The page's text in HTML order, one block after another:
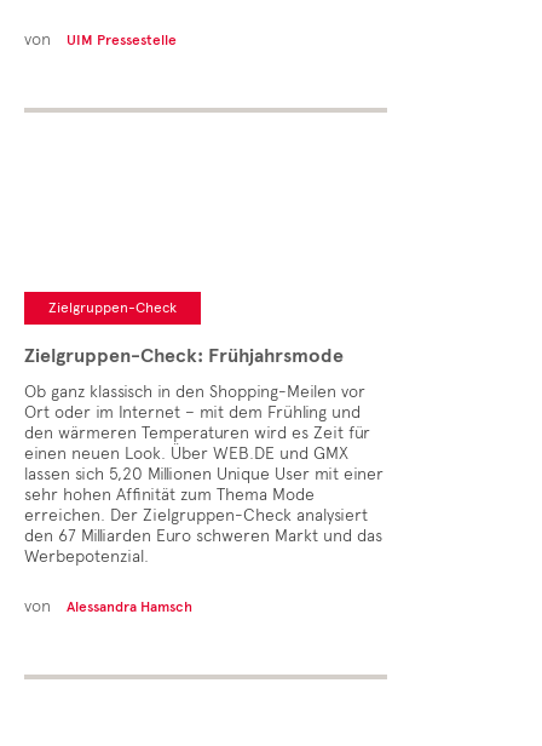
von UIM Pressestelle
Zielgruppen-Check
Zielgruppen-Check: Frühjahrsmode
Ob ganz klassisch in den Shopping-Meilen vor
Ort oder im Internet – mit dem Frühling und
den wärmeren Temperaturen wird es Zeit für
einen neuen Look. Über WEB.DE und GMX
lassen sich 5,20 Millionen Unique User mit einer
sehr hohen Affinität zum Thema Mode
erreichen. Der Zielgruppen-Check analysiert
den 67 Milliarden Euro schweren Markt und das
Werbepotenzial.
von Alessandra Hamsch